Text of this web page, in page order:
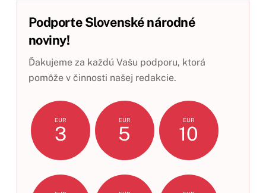
Podporte Slovenské národné
noviny!
Ďakujeme za každú Vašu podporu, ktorá
pomôže v činnosti našej redakcie.
EUR
3
EUR
5
EUR
10